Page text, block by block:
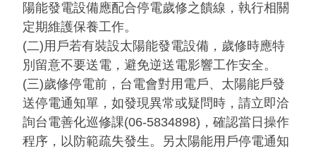
陽能發電設備應配合停電歲修之饋線，執行相關
定期維護保養工作。
(二)用戶若有裝設太陽能發電設備，歲修時應特
別留意不要送電，避免逆送電影響工作安全。
(三)歲修停電前，台電會對用電戶、太陽能戶發
送停電通知單，如發現異常或疑問時，請立即洽
詢台電善化巡修課(06-5834898)，確認當日操作
程序，以防範疏失發生。另太陽能用戶停電通知